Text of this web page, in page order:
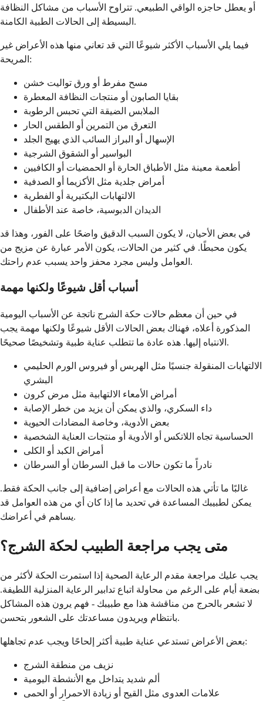
أو يعطل حاجزه الواقي الطبيعي. تتراوح الأسباب من مشاكل النظافة
البسيطة إلى الحالات الطبية الكامنة.
فيما يلي الأسباب الأكثر شيوعًا التي قد تعاني منها هذه الأعراض غير
المريحة:
مسح مفرط أو ورق تواليت خشن
بقايا الصابون أو منتجات النظافة المعطرة
الملابس الضيقة التي تحبس الرطوبة
التعرق من التمرين أو الطقس الحار
الإسهال أو البراز السائب الذي يهيج الجلد
البواسير أو الشقوق الشرجية
أطعمة معينة مثل الأطباق الحارة أو الحمضيات أو الكافيين
أمراض جلدية مثل الأكزيما أو الصدفية
الالتهابات البكتيرية أو الفطرية
الديدان الدبوسية، خاصة عند الأطفال
في بعض الأحيان، لا يكون السبب الدقيق واضحًا على الفور، وهذا قد
يكون محبطًا. في كثير من الحالات، يكون الأمر عبارة عن مزيج من
العوامل وليس مجرد محفز واحد يسبب عدم راحتك.
أسباب أقل شيوعًا ولكنها مهمة
في حين أن معظم حالات حكة الشرج ناتجة عن الأسباب اليومية
المذكورة أعلاه، فهناك بعض الحالات الأقل شيوعًا ولكنها مهمة يجب
الانتباه إليها. هذه عادة ما تتطلب عناية طبية وتشخيصًا صحيحًا.
الالتهابات المنقولة جنسيًا مثل الهربس أو فيروس الورم الحليمي
البشري
أمراض الأمعاء الالتهابية مثل مرض كرون
داء السكري، والذي يمكن أن يزيد من خطر الإصابة
بعض الأدوية، وخاصة المضادات الحيوية
الحساسية تجاه اللاتكس أو الأدوية أو منتجات العناية الشخصية
أمراض الكبد أو الكلى
نادراً ما تكون حالات ما قبل السرطان أو السرطان
غالبًا ما تأتي هذه الحالات مع أعراض إضافية إلى جانب الحكة فقط.
يمكن لطبيبك المساعدة في تحديد ما إذا كان أي من هذه العوامل قد
يساهم في أعراضك.
متى يجب مراجعة الطبيب لحكة الشرج؟
يجب عليك مراجعة مقدم الرعاية الصحية إذا استمرت الحكة لأكثر من
بضعة أيام على الرغم من محاولة اتباع تدابير الرعاية المنزلية اللطيفة.
لا تشعر بالحرج من مناقشة هذا مع طبيبك - فهم يرون هذه المشاكل
بانتظام ويريدون مساعدتك على الشعور بتحسن.
بعض الأعراض تستدعي عناية طبية أكثر إلحاحًا ويجب عدم تجاهلها:
نزيف من منطقة الشرج
ألم شديد يتداخل مع الأنشطة اليومية
علامات العدوى مثل القيح أو زيادة الاحمرار أو الحمى